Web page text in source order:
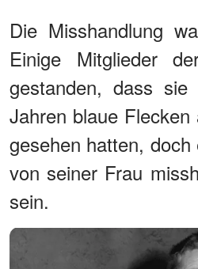
Die Misshandlung
Einige Mitglieder
gestanden, dass
Jahren blaue
gesehen hatten, doch
von seiner Frau
sein.